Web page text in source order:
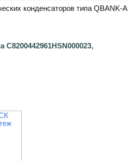
конденсаторов типа QBANK-A
С8200442961HSN000023,